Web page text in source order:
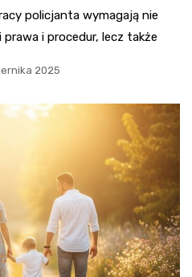
policjanta wymagają nie
i procedur, lecz także
2025